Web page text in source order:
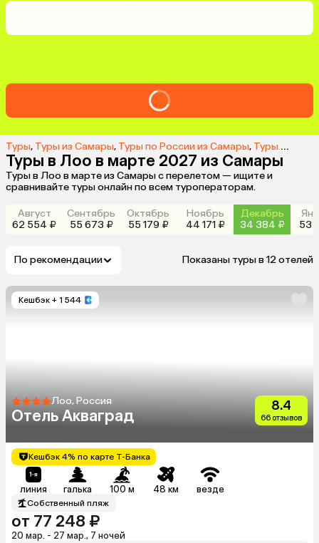
Туры, Туры из Самары, Туры по России из Самары, Туры в Лоо из Самары
Туры в Лоо в марте 2027 из Самары
Туры в Лоо в марте из Самары с перелетом — ищите и
сравнивайте туры онлайн по всем туроператорам.
Август
62 554 ₽
Сентябрь
55 673 ₽
Октябрь
55 179 ₽
Ноябрь
44 171 ₽
Декабрь
34 384 ₽
53
По рекомендации Показаны туры в 12 отелей
Кешбэк + 1 544
Лоо, Россия
Отель Акваград
8.4
66 отзывов
Кешбэк 4% по карте Т-Банка
линия галька 100 м 48 км везде
Собственный пляж
от 77 248 ₽
20 мар. - 27 мар., 7 ночей